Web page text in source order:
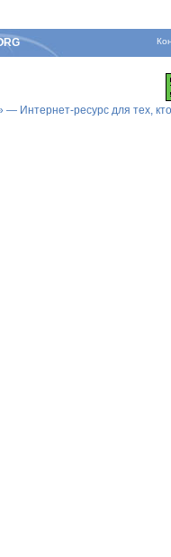
— Интернет-ресурс для тех,